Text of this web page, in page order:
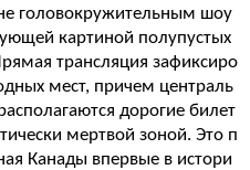
головокружительным шоу
картиной полупустых
трансляция зафиксиро
мест, причем централь
дорогие билет
мертвой зоной. Это п
Канады впервые в истори